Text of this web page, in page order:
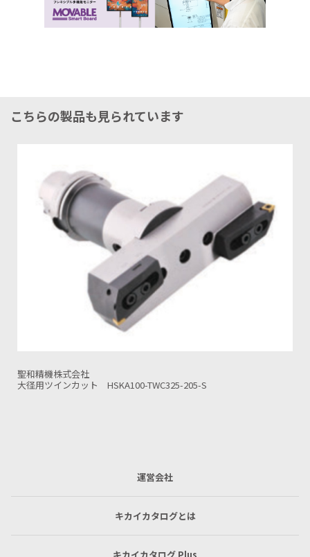
こちらの製品も見られています
205-S
ファーストカット BT/BBT50-
運営会社
キカイカタログとは